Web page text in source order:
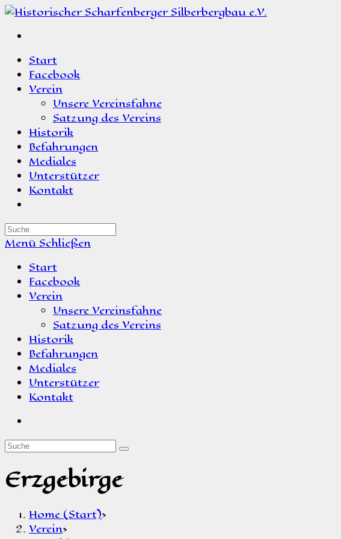
Zum
springen
Start
Facebook
Verein
Unsere Vereinsfahne
Satzung des Vereins
Historik
Befahrungen
Mediales
Unterstützer
Kontakt
Suche
nach:
MenüSchließen
Start
Facebook
Verein
Unsere Vereinsfahne
Satzung des Vereins
Historik
Befahrungen
Mediales
Unterstützer
Kontakt
Erzgebirge
Home (Start)>
Verein>